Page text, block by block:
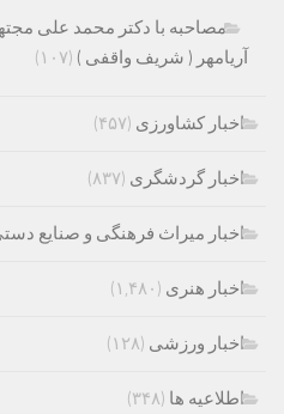
مصاحبه با دکتر محمد علی
آریامهر ( شریف واقفی ) (۱۰۷)
اخبار کشاورزی (۴۵۷)
اخبار گردشگری (۸۳۷)
اخبار میراث فرهنگی و صنایع
اخبار هنری (۱,۴۸۰)
اخبار ورزشی (۱۲۸)
اطلاعیه ها (۳۴۸)